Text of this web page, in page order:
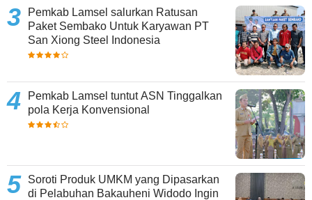
Pemkab Lamsel salurkan Ratusan
Paket Sembako Untuk Karyawan PT
San Xiong Steel Indonesia
Pemkab Lamsel tuntut ASN Tinggalkan
pola Kerja Konvensional
Soroti Produk UMKM yang Dipasarkan
di Pelabuhan Bakauheni Widodo Ingin